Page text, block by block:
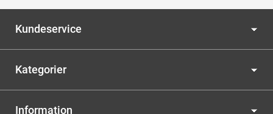
Kundeservice
Kategorier
Information